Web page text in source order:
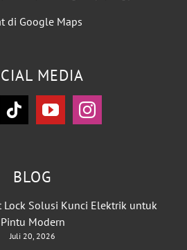
di Google Maps
MEDIA
BLOG
Solusi Kunci Elektrik untuk
Pintu Modern
Juli 20, 2026